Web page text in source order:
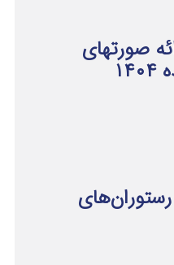
صورتهای